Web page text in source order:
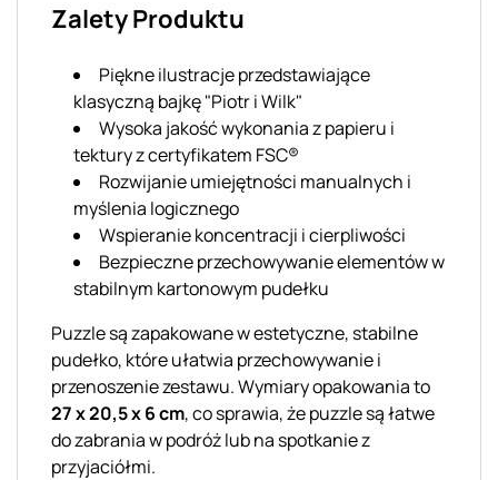
Zalety Produktu
Piękne ilustracje przedstawiające
klasyczną bajkę "Piotr i Wilk"
Wysoka jakość wykonania z papieru i
tektury z certyfikatem FSC®
Rozwijanie umiejętności manualnych i
myślenia logicznego
Wspieranie koncentracji i cierpliwości
Bezpieczne przechowywanie elementów w
stabilnym kartonowym pudełku
Puzzle są zapakowane w estetyczne, stabilne
pudełko, które ułatwia przechowywanie i
przenoszenie zestawu. Wymiary opakowania to
27 x 20,5 x 6 cm, co sprawia, że puzzle są łatwe
do zabrania w podróż lub na spotkanie z
przyjaciółmi.